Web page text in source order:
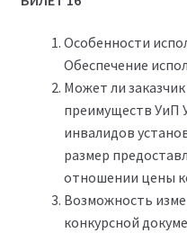
Особенности
Обеспечение
Может ли
преимуществ УиП
инвалидов
размер
отношении цены
Возможность
конкурсной